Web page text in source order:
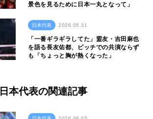
景色を見るために日本一丸となって」
日本代表 2026.05.31
「一番ギラギラしてた」盟友・吉田麻也
を語る長友佑都、ピッチでの共演ならず
も「ちょっと胸が熱くなった」
日本代表の関連記事